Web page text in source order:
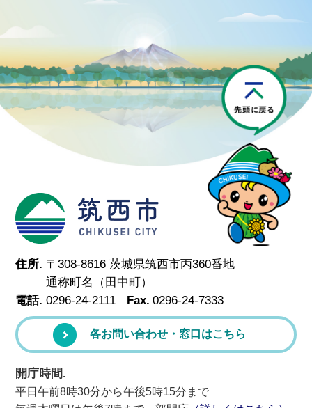
筑西市
住所. 〒308-8616 茨城県筑西市丙360番地
通称町名（田中町）
電話. 0296-24-2111 Fax. 0296-24-7333
各お問い合わせ・窓口はこちら
開庁時間.
平日午前8時30分から午後5時15分まで